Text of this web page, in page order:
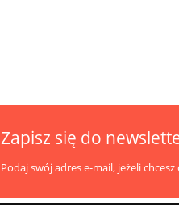
Zapisz się do
Podaj swój adres e-mail, jeżeli